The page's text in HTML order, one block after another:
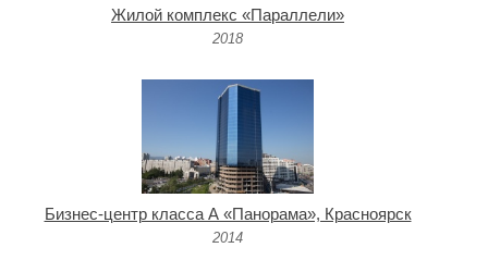
Жилой комплекс «Параллели»
2018
Бизнес-центр класса А «Панорама», Красноярск
2014